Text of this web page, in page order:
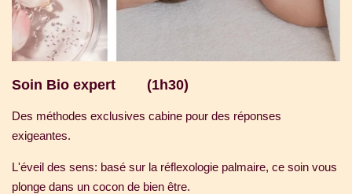
Soin Bio expert (1h30)
Des méthodes exclusives cabine pour des réponses
exigeantes.
L'éveil des sens: basé sur la réflexologie palmaire, ce soin vous
plonge dans un cocon de bien être.